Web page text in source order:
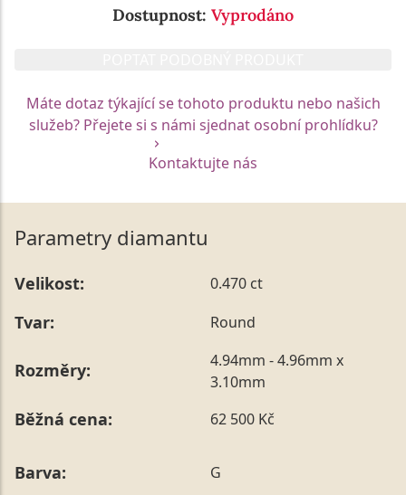
Dostupnost: Vyprodáno
Máte dotaz týkající se tohoto produktu nebo našich
služeb? Přejete si s námi sjednat osobní prohlídku?
Kontaktujte nás
Parametry diamantu
Velikost: 0.470 ct
Tvar: Round
Rozměry:
4.94mm - 4.96mm x
3.10mm
Běžná cena: 62 500 Kč
Barva: G